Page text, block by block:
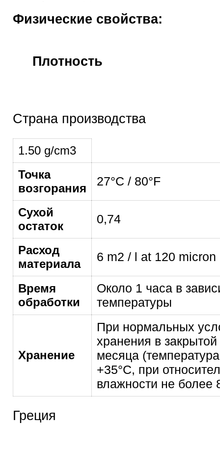
Физические свойства:
Плотность
Страна производства
1.50 g/cm3
Точка
возгорания
27°C / 80°F
Сухой
остаток
0,74
Расход
материала
6 m2 / l at 120 micron
Время
обработки
Около 1 часа в
температуры
Хранение
При нормальных
хранения в
месяца
+35°C, при
влажности не более
Греция